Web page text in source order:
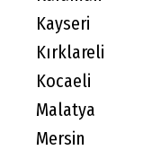
Kayseri
Kırklareli
Kocaeli
Malatya
Mersin